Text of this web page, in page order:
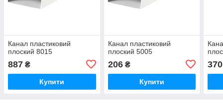
Канал пластиковий
плоский 8015
887 ₴
Купити
Канал пластиковий
плоский 5005
206₴
Купити
370